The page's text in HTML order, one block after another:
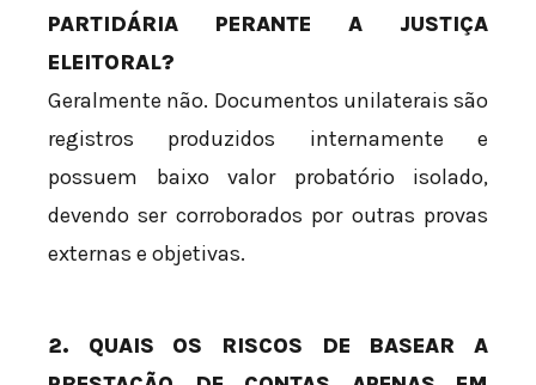
PARTIDÁRIA PERANTE A JUSTIÇA
ELEITORAL?
Geralmente não. Documentos unilaterais são
registros produzidos internamente e
possuem baixo valor probatório isolado,
devendo ser corroborados por outras provas
externas e objetivas.
2. QUAIS OS RISCOS DE BASEAR A